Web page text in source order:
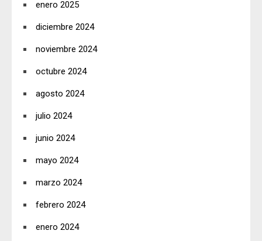
enero 2025
diciembre 2024
noviembre 2024
octubre 2024
agosto 2024
julio 2024
junio 2024
mayo 2024
marzo 2024
febrero 2024
enero 2024